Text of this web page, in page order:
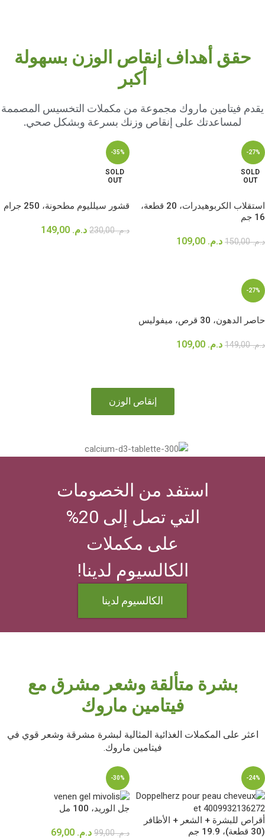
حقق أهداف إنقاص الوزن بسهولة
أكبر
يقدم فيتامين ماروك مجموعة من مكملات التخسيس المصممة
لمساعدتك على إنقاص وزنك بسرعة وبشكل صحي.
-27%
SOLD
OUT
استقلاب الكربوهيدرات، 20 قطعة،
16 جم
د.م.150,00 د.م.
-35%
SOLD
OUT
قشور سيلليوم مطحونة، 250 جرام
د.م.230,00 د.م.
-27%
حاصر الدهون، 30 قرص، ميفوليس
د.م.149,00 د.م.
إنقاص الوزن
استفد من الخصومات
التي تصل إلى 20%
على مكملات
الكالسيوم لدينا!
الكالسيوم لدينا
بشرة متألقة وشعر مشرق مع
فيتامين ماروك
اعثر على المكملات الغذائية المثالية لبشرة مشرقة وشعر قوي في
فيتامين ماروك.
-24%
أقراص للبشرة + الشعر + الأظافر
(30 قطعة)، 19.9 جم
-30%
جل الوريد، 100 مل
د.م.99,00 د.م.